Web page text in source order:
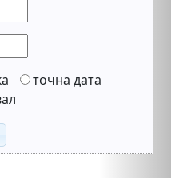
точна дата